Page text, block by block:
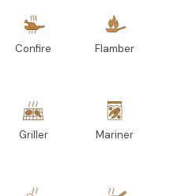
Confire Flamber
Griller Mariner